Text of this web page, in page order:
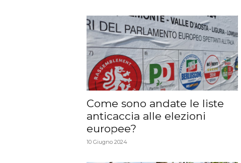
Come sono andate le liste
anticaccia alle elezioni
europee?
10 Giugno 2024